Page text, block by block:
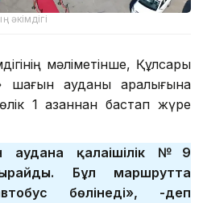
мәліметінше, Құлсары
шағын ауданы аралығына
1 қазаннан бастап жүре
ауданға қалаішілік №9
Бұл маршрутта
бөлінеді», -деп